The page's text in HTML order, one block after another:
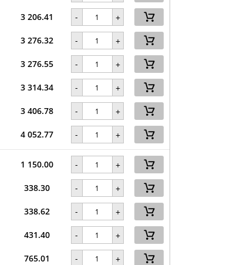
3 206.41 - +
3 276.32 - +
3 276.55 - +
3 314.34 - +
3 406.78 - +
4 052.77 - +
1 150.00 - +
338.30 - +
338.62 - +
431.40 - +
765.01 - +